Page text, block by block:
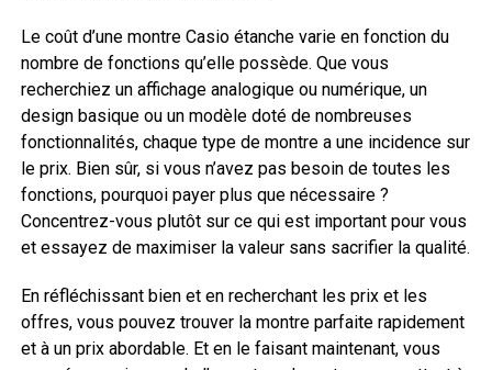
Le coût d’une montre Casio étanche varie en fonction du
nombre de fonctions qu’elle possède. Que vous
recherchiez un affichage analogique ou numérique, un
design basique ou un modèle doté de nombreuses
fonctionnalités, chaque type de montre a une incidence sur
le prix. Bien sûr, si vous n’avez pas besoin de toutes les
fonctions, pourquoi payer plus que nécessaire ?
Concentrez-vous plutôt sur ce qui est important pour vous
et essayez de maximiser la valeur sans sacrifier la qualité.
En réfléchissant bien et en recherchant les prix et les
offres, vous pouvez trouver la montre parfaite rapidement
et à un prix abordable. Et en le faisant maintenant, vous